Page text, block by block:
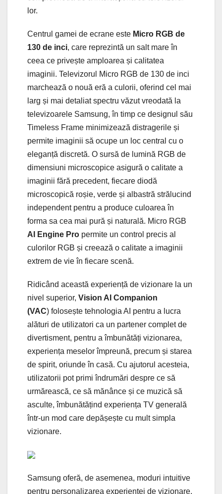
lor.
Centrul gamei de ecrane este Micro RGB de
130 de inci, care reprezintă un salt mare în
ceea ce privește amploarea și calitatea
imaginii. Televizorul Micro RGB de 130 de inci
marchează o nouă eră a culorii, oferind cel mai
larg și mai detaliat spectru văzut vreodată la
televizoarele Samsung, în timp ce designul său
Timeless Frame minimizează distragerile și
permite imaginii să ocupe un loc central cu o
eleganță discretă. O sursă de lumină RGB de
dimensiuni microscopice asigură o calitate a
imaginii fără precedent, fiecare diodă
microscopică roșie, verde și albastră strălucind
independent pentru a produce culoarea în
forma sa cea mai pură și naturală. Micro RGB
AI Engine Pro permite un control precis al
culorilor RGB și creează o calitate a imaginii
extrem de vie în fiecare scenă.
Ridicând această experiență de vizionare la un
nivel superior, Vision AI Companion
(VAC) folosește tehnologia AI pentru a lucra
alături de utilizatori ca un partener complet de
divertisment, pentru a îmbunătăți vizionarea,
experiența meselor împreună, precum și starea
de spirit, oriunde în casă. Cu ajutorul acesteia,
utilizatorii pot primi îndrumări despre ce să
urmărească, ce să mănânce și ce muzică să
asculte, îmbunătățind experiența TV generală
într-un mod care depășește cu mult simpla
vizionare.
Samsung oferă, de asemenea, moduri intuitive
pentru personalizarea experienței de vizionare.